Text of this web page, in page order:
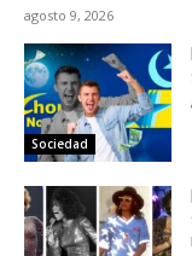
agosto 9, 2026
Sociedad